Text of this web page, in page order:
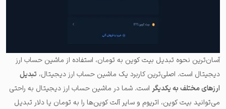
آسان‌ترین نحوه تبدیل بیت کوین به تومان، استفاده از ماشین حساب ارز
دیجیتال است. اصلی‌ترین کاربرد یک ماشین حساب ارز دیجیتال، تبدیل
ارزهای مختلف به یکدیگر است. شما در ماشین حساب ارز دیجیتال به راحتی
می‌توانید بیت کوین، اتریوم و سایر آلت کوین‌ها را به تومان یا دلار تبدیل